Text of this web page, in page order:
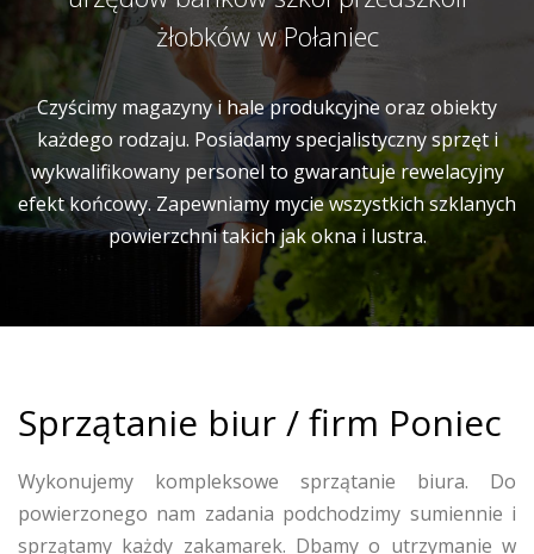
żłobków w Połaniec
Czyścimy magazyny i hale produkcyjne oraz obiekty
każdego rodzaju. Posiadamy specjalistyczny sprzęt i
wykwalifikowany personel to gwarantuje rewelacyjny
efekt końcowy. Zapewniamy mycie wszystkich szklanych
powierzchni takich jak okna i lustra.
Sprzątanie biur / firm Poniec
Wykonujemy kompleksowe sprzątanie biura. Do
powierzonego nam zadania podchodzimy sumiennie i
sprzątamy każdy zakamarek. Dbamy o utrzymanie w